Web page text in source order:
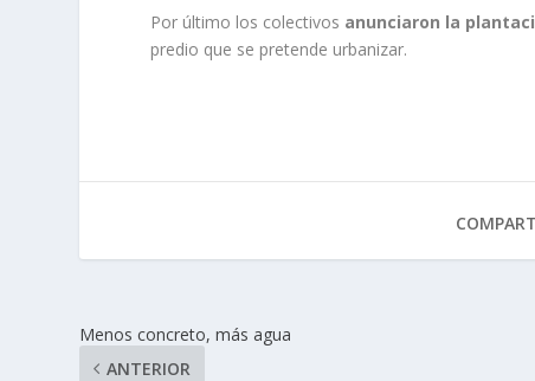
Por último los colectivos anunciaron la
predio que se pretende urbanizar.
Menos concreto, más agua
ANTERIOR